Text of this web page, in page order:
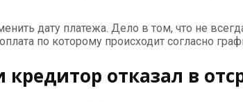
дату платежа. Дело в том, что не
по которому происходит согласно
кредитор отказал в